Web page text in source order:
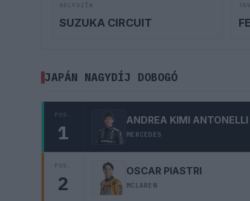
SUZUKA CIRCUIT
JAPÁN NAGYDÍJ DOBOGÓ
POS.
1
ANDREA KIMI ANTONELLI
MERCEDES
POS.
2
OSCAR PIASTRI
MCLAREN